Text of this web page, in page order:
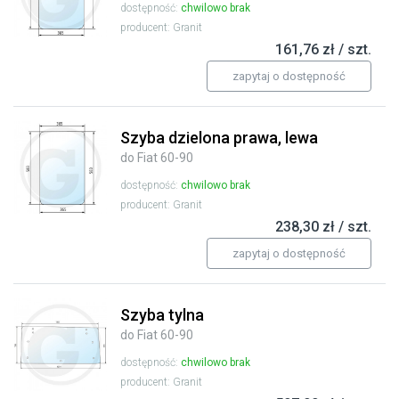
dostępność: chwilowo brak
producent: Granit
161,76 zł / szt.
zapytaj o dostępność
Szyba dzielona prawa, lewa
do Fiat 60-90
dostępność: chwilowo brak
producent: Granit
238,30 zł / szt.
zapytaj o dostępność
Szyba tylna
do Fiat 60-90
dostępność: chwilowo brak
producent: Granit